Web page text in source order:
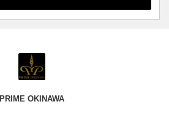
PRIME OKINAWA